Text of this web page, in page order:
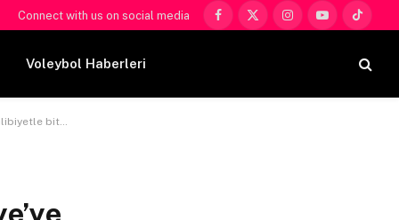
Connect with us on social media
Facebook
X
InstagramYouTubeTikTok
Voleybol Haberleri
bitiriyor